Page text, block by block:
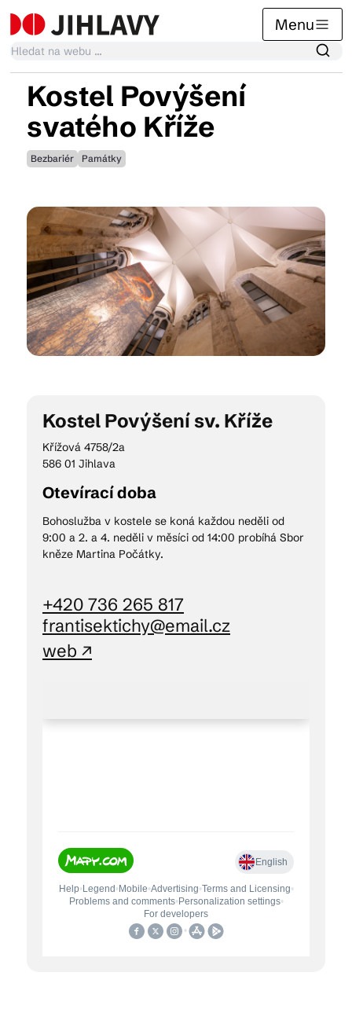
Menu
Kalendář akcí
Tradiční akce
Články
Suvenýry
Praktické info
CS
Kostel Povýšení
svatého Kříže
Bezbariér Památky
Kostel Povýšení sv. Kříže
Křížová 4758/2a
586 01 Jihlava
Otevírací doba
Bohoslužba v kostele se koná každou neděli od
9:00 a 2. a 4. neděli v měsíci od 14:00 probíhá Sbor
kněze Martina Počátky.
+420 736 265 817
frantisektichy@email.cz
web ↗